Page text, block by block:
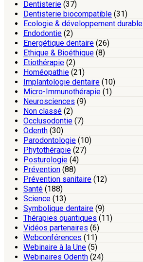
Dentisterie (37)
Dentisterie biocompatible (31)
Ecologie & développement durable
Endodontie (2)
Energétique dentaire (26)
Ethique & Bioéthique (8)
Etiothérapie (2)
Homéopathie (21)
Implantologie dentaire (10)
Micro-Immunothérapie (1)
Neurosciences (9)
Non classé (2)
Occlusodontie (7)
Odenth (30)
Parodontologie (10)
Phytothérapie (27)
Posturologie (4)
Prévention (88)
Prévention sanitaire (12)
Santé (188)
Science (13)
Symbolique dentaire (9)
Thérapies quantiques (11)
Vidéos partenaires (6)
Webconférences (11)
Webinaire à la Une (5)
Webinaires Odenth (24)